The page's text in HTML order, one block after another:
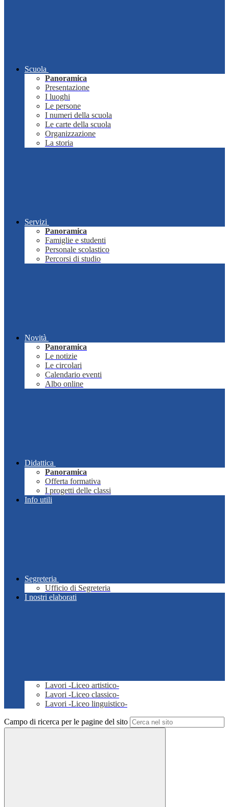
Scuola
Panoramica
Presentazione
I luoghi
Le persone
I numeri della scuola
Le carte della scuola
Organizzazione
La storia
Servizi
Panoramica
Famiglie e studenti
Personale scolastico
Percorsi di studio
Novità
Panoramica
Le notizie
Le circolari
Calendario eventi
Albo online
Didattica
Panoramica
Offerta formativa
I progetti delle classi
Info utili
Segreteria
Ufficio di Segreteria
I nostri elaborati
Lavori -Liceo artistico-
Lavori -Liceo classico-
Lavori -Liceo linguistico-
Campo di ricerca per le pagine del sito